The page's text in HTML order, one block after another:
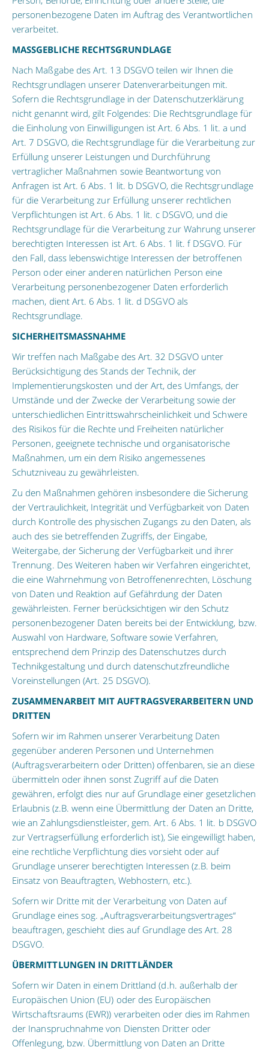
personenbezogene Daten im Auftrag des Verantwortlichen
verarbeitet.
MASSGEBLICHE RECHTSGRUNDLAGE
Nach Maßgabe des Art. 13 DSGVO teilen wir Ihnen die
Rechtsgrundlagen unserer Datenverarbeitungen mit.
Sofern die Rechtsgrundlage in der Datenschutzerklärung
nicht genannt wird, gilt Folgendes: Die Rechtsgrundlage für
die Einholung von Einwilligungen ist Art. 6 Abs. 1 lit. a und
Art. 7 DSGVO, die Rechtsgrundlage für die Verarbeitung zur
Erfüllung unserer Leistungen und Durchführung
vertraglicher Maßnahmen sowie Beantwortung von
Anfragen ist Art. 6 Abs. 1 lit. b DSGVO, die Rechtsgrundlage
für die Verarbeitung zur Erfüllung unserer rechtlichen
Verpflichtungen ist Art. 6 Abs. 1 lit. c DSGVO, und die
Rechtsgrundlage für die Verarbeitung zur Wahrung unserer
berechtigten Interessen ist Art. 6 Abs. 1 lit. f DSGVO. Für
den Fall, dass lebenswichtige Interessen der betroffenen
Person oder einer anderen natürlichen Person eine
Verarbeitung personenbezogener Daten erforderlich
machen, dient Art. 6 Abs. 1 lit. d DSGVO als
Rechtsgrundlage.
SICHERHEITSMASSNAHME
Wir treffen nach Maßgabe des Art. 32 DSGVO unter
Berücksichtigung des Stands der Technik, der
Implementierungskosten und der Art, des Umfangs, der
Umstände und der Zwecke der Verarbeitung sowie der
unterschiedlichen Eintrittswahrscheinlichkeit und Schwere
des Risikos für die Rechte und Freiheiten natürlicher
Personen, geeignete technische und organisatorische
Maßnahmen, um ein dem Risiko angemessenes
Schutzniveau zu gewährleisten.
Zu den Maßnahmen gehören insbesondere die Sicherung
der Vertraulichkeit, Integrität und Verfügbarkeit von Daten
durch Kontrolle des physischen Zugangs zu den Daten, als
auch des sie betreffenden Zugriffs, der Eingabe,
Weitergabe, der Sicherung der Verfügbarkeit und ihrer
Trennung. Des Weiteren haben wir Verfahren eingerichtet,
die eine Wahrnehmung von Betroffenenrechten, Löschung
von Daten und Reaktion auf Gefährdung der Daten
gewährleisten. Ferner berücksichtigen wir den Schutz
personenbezogener Daten bereits bei der Entwicklung, bzw.
Auswahl von Hardware, Software sowie Verfahren,
entsprechend dem Prinzip des Datenschutzes durch
Technikgestaltung und durch datenschutzfreundliche
Voreinstellungen (Art. 25 DSGVO).
ZUSAMMENARBEIT MIT AUFTRAGSVERARBEITERN UND
DRITTEN
Sofern wir im Rahmen unserer Verarbeitung Daten
gegenüber anderen Personen und Unternehmen
(Auftragsverarbeitern oder Dritten) offenbaren, sie an diese
übermitteln oder ihnen sonst Zugriff auf die Daten
gewähren, erfolgt dies nur auf Grundlage einer gesetzlichen
Erlaubnis (z.B. wenn eine Übermittlung der Daten an Dritte,
wie an Zahlungsdienstleister, gem. Art. 6 Abs. 1 lit. b DSGVO
zur Vertragserfüllung erforderlich ist), Sie eingewilligt haben,
eine rechtliche Verpflichtung dies vorsieht oder auf
Grundlage unserer berechtigten Interessen (z.B. beim
Einsatz von Beauftragten, Webhostern, etc.).
Sofern wir Dritte mit der Verarbeitung von Daten auf
Grundlage eines sog. „Auftragsverarbeitungsvertrages“
beauftragen, geschieht dies auf Grundlage des Art. 28
DSGVO.
ÜBERMITTLUNGEN IN DRITTLÄNDER
Sofern wir Daten in einem Drittland (d.h. außerhalb der
Europäischen Union (EU) oder des Europäischen
Wirtschaftsraums (EWR)) verarbeiten oder dies im Rahmen
der Inanspruchnahme von Diensten Dritter oder
Offenlegung, bzw. Übermittlung von Daten an Dritte